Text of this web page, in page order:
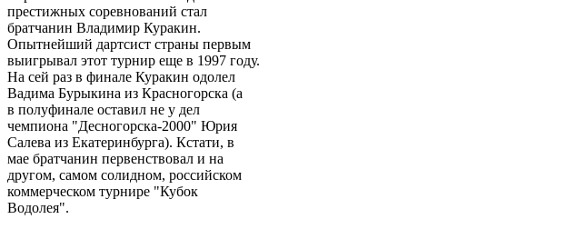
престижных соревнований стал
братчанин Владимир Куракин.
Опытнейший дартсист страны первым
выигрывал этот турнир еще в 1997 году.
На сей раз в финале Куракин одолел
Вадима Бурыкина из Красногорска (а
в полуфинале оставил не у дел
чемпиона "Десногорска-2000" Юрия
Салева из Екатеринбурга). Кстати, в
мае братчанин первенствовал и на
другом, самом солидном, российском
коммерческом турнире "Кубок
Водолея".